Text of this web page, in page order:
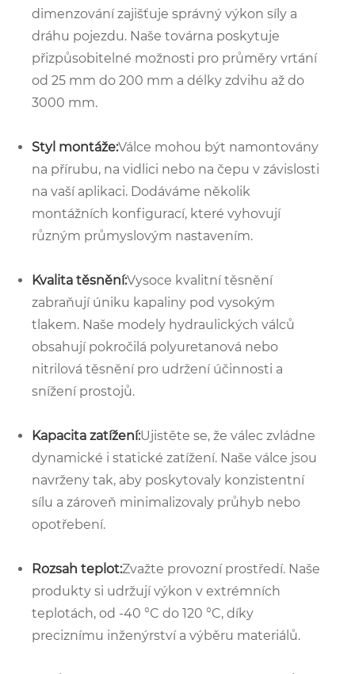
dimenzování zajišťuje správný výkon síly a
dráhu pojezdu. Naše továrna poskytuje
přizpůsobitelné možnosti pro průměry vrtání
od 25 mm do 200 mm a délky zdvihu až do
3000 mm.
Styl montáže:Válce mohou být namontovány
na přírubu, na vidlici nebo na čepu v závislosti
na vaší aplikaci. Dodáváme několik
montážních konfigurací, které vyhovují
různým průmyslovým nastavením.
Kvalita těsnění:Vysoce kvalitní těsnění
zabraňují úniku kapaliny pod vysokým
tlakem. Naše modely hydraulických válců
obsahují pokročilá polyuretanová nebo
nitrilová těsnění pro udržení účinnosti a
snížení prostojů.
Kapacita zatížení:Ujistěte se, že válec zvládne
dynamické i statické zatížení. Naše válce jsou
navrženy tak, aby poskytovaly konzistentní
sílu a zároveň minimalizovaly průhyb nebo
opotřebení.
Rozsah teplot:Zvažte provozní prostředí. Naše
produkty si udržují výkon v extrémních
teplotách, od -40 °C do 120 °C, díky
preciznímu inženýrství a výběru materiálů.